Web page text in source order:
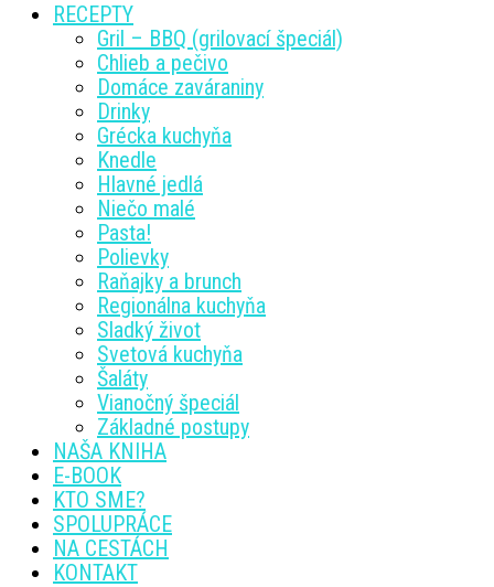
RECEPTY
Gril – BBQ (grilovací špeciál)
Chlieb a pečivo
Domáce zaváraniny
Drinky
Grécka kuchyňa
Knedle
Hlavné jedlá
Niečo malé
Pasta!
Polievky
Raňajky a brunch
Regionálna kuchyňa
Sladký život
Svetová kuchyňa
Šaláty
Vianočný špeciál
Základné postupy
NAŠA KNIHA
E-BOOK
KTO SME?
SPOLUPRÁCE
NA CESTÁCH
KONTAKT